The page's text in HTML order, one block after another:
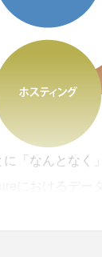
「なんとなく